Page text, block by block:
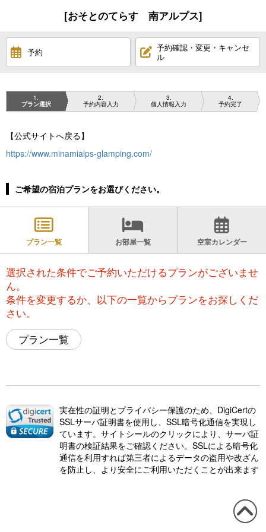
[おそとのてらす 南アルプス]
予約
予約確認・変更・キャンセ
ル
1
プラン選択
2
予約内容入力
3
個人情報入力
4
予約完了
【公式サイトへ戻る】
https://www.minamialps-glamping.com/
ご希望の宿泊プランをお選びください。
プラン一覧 お部屋一覧 空室カレンダー
選択された条件でご予約いただけるプランがございませ
ん。
条件を変更するか、以下の一覧からプランをお探しくだ
さい。
プラン一覧
実在性の証明とプライバシー保護のため、DigiCertの
SSLサーバ証明書を使用し、SSL暗号化通信を実現し
ています。サイトシールのクリックにより、サーバ証
明書の検証結果をご確認ください。SSLによる暗号化
通信を利用すれば第三者によるデータの盗用や改ざん
を防止し、より安全にご利用いただくことが出来ます